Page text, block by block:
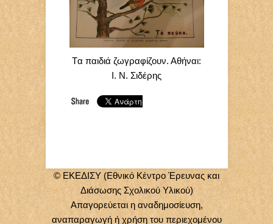
Tα παιδιά ζωγραφίζουν. Αθήναι:
Ι. Ν. Σιδέρης
© ΕΚΕΔΙΣΥ (Εθνικό Κέντρο Έρευνας και
Διάσωσης Σχολικού Υλικού)
Απαγορεύεται η αναδημοσίευση,
αναπαραγωγή ή χρήση του περιεχομένου